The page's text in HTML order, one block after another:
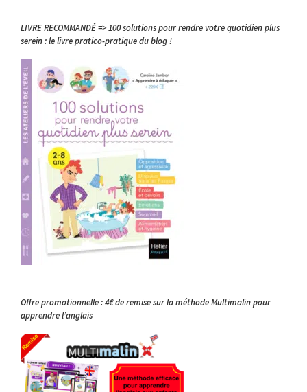
LIVRE RECOMMANDÉ => 100 solutions pour rendre votre quotidien plus
serein : le livre pratico-pratique du blog !
Offre promotionnelle : 4€ de remise sur la méthode Multimalin pour
apprendre l’anglais